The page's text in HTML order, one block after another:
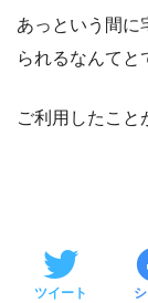
あっという間に
られるなんてと
ご利用したこと
ツイート